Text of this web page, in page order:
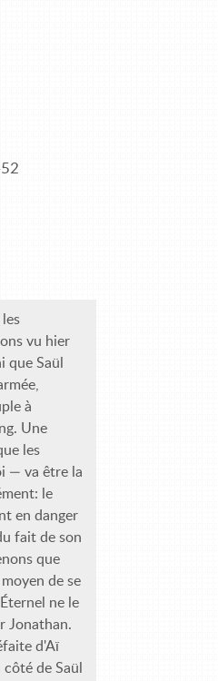
vu hier
que Saül
à
Une
les
— va être la
le
en danger
fait de son
que
de se
ne le
Jonathan.
d'Aï
de Saül